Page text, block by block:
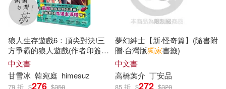
國中小參考書(5)
江戶川亂步(6) 凪良汐(5)
吉竹伸介(5) 吳承恩(5)
呂昇達(5) 哈拉瑞(5)
采實文化(34) 木馬文化(33)
獨步文化(32) 平安文化(29)
野人(29) 小天下(28)
可海外宅配(1794)
可港澳店取(1717)
狼人生存遊戲6：頂尖對決!三
方爭霸的狼人遊戲(作者印簽感
謝臺灣版)
中文書
甘雪冰 韓宛庭 himesuz
79 折 $276 $350
夢幻紳士【新‧怪奇篇】(隨書附
贈‧台灣版獨家書籤)
中文書
高橋葉介 丁安品
85 折 $272 $320